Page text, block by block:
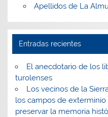
Apellidos de La
Entradas recientes
El anecdotario de los
turolenses
Los vecinos de la
los campos de exterminio
preservar la memoria